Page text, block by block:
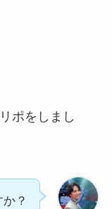
ポをしまし
？